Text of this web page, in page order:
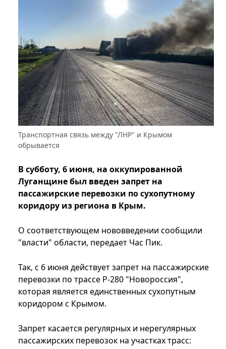
Транспортная связь между "ЛНР" и Крымом
обрывается
В субботу, 6 июня, на оккупированной
Луганщине был введен запрет на
пассажирские перевозки по сухопутному
коридору из региона в Крым.
О соответствующем нововведении сообщили
"власти" области, передает Час Пик.
Так, с 6 июня действует запрет на пассажирские
перевозки по трассе Р-280 "Новороссия",
которая является единственных сухопутным
коридором с Крымом.
Запрет касается регулярных и нерегулярных
пассажирских перевозок на участках трасс: